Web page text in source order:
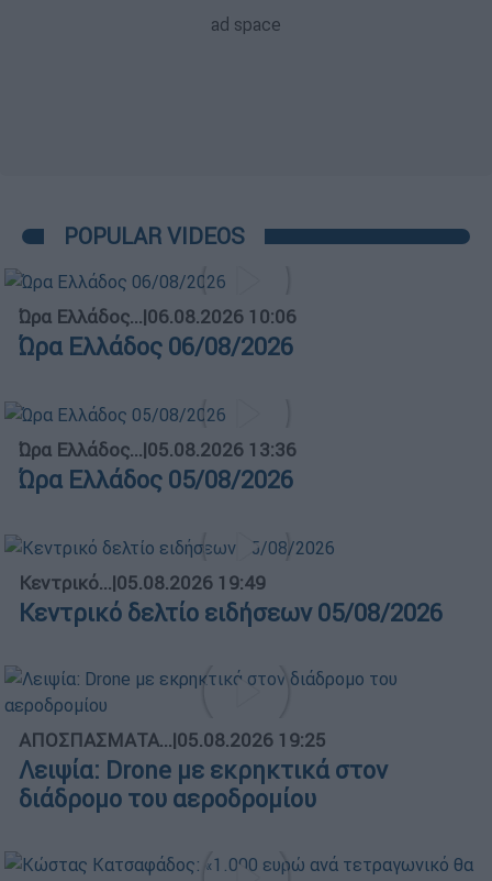
POPULAR VIDEOS
Ώρα Ελλάδος...|06.08.2026 10:06
Ώρα Ελλάδος 06/08/2026
Ώρα Ελλάδος...|05.08.2026 13:36
Ώρα Ελλάδος 05/08/2026
Κεντρικό...|05.08.2026 19:49
Κεντρικό δελτίο ειδήσεων 05/08/2026
ΑΠΟΣΠΑΣΜΑΤΑ...|05.08.2026 19:25
Λειψία: Drone με εκρηκτικά στον
διάδρομο του αεροδρομίου